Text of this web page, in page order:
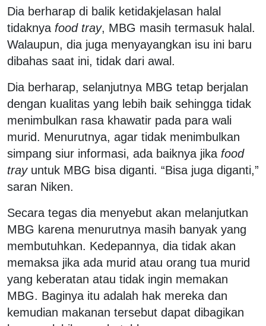
Dia berharap di balik ketidakjelasan halal
tidaknya food tray, MBG masih termasuk halal.
Walaupun, dia juga menyayangkan isu ini baru
dibahas saat ini, tidak dari awal.
Dia berharap, selanjutnya MBG tetap berjalan
dengan kualitas yang lebih baik sehingga tidak
menimbulkan rasa khawatir pada para wali
murid. Menurutnya, agar tidak menimbulkan
simpang siur informasi, ada baiknya jika food
tray untuk MBG bisa diganti. “Bisa juga diganti,”
saran Niken.
Secara tegas dia menyebut akan melanjutkan
MBG karena menurutnya masih banyak yang
membutuhkan. Kedepannya, dia tidak akan
memaksa jika ada murid atau orang tua murid
yang keberatan atau tidak ingin memakan
MBG. Baginya itu adalah hak mereka dan
kemudian makanan tersebut dapat dibagikan